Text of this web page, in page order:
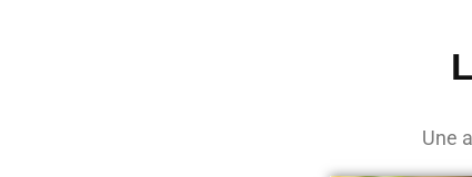
Une